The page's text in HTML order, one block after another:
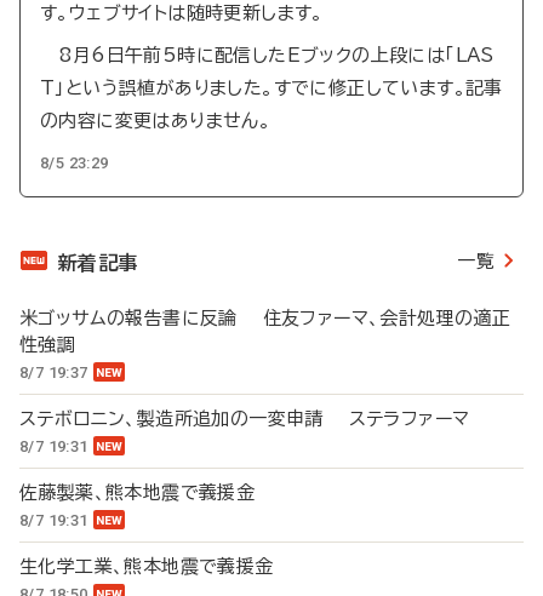
す。ウェブサイトは随時更新します。
8月6日午前5時に配信したEブックの上段には「LAS
T」という誤植がありました。すでに修正しています。記事
の内容に変更はありません。
8/5 23:29
新着記事 一覧
米ゴッサムの報告書に反論 住友ファーマ、会計処理の適正
性強調
8/7 19:37
ステボロニン、製造所追加の一変申請 ステラファーマ
8/7 19:31
佐藤製薬、熊本地震で義援金
8/7 19:31
生化学工業、熊本地震で義援金